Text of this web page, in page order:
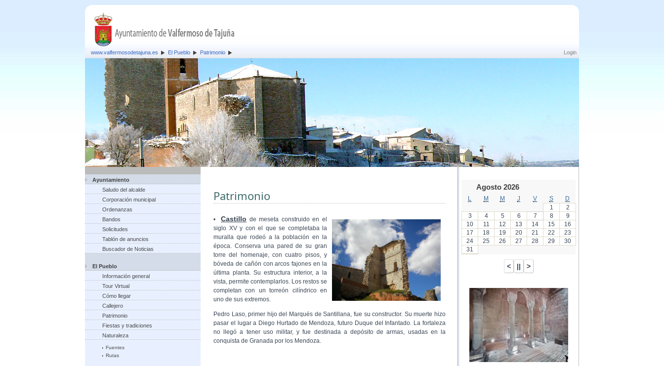
Login
www.valfermosodetajuna.es El Pueblo Patrimonio
Ayuntamiento
Saludo del alcalde
Corporación municipal
Ordenanzas
Bandos
Solicitudes
Tablón de anuncios
Buscador de Noticias
El Pueblo
Información general
Tour Virtual
Cómo llegar
Callejero
Patrimonio
Fiestas y tradiciones
Naturaleza
Fuentes
Rutas
Patrimonio
•Castillo de meseta construido en el
siglo XV y con el que se completaba la
muralla que rodeó a la población en la
época. Conserva una pared de su gran
torre del homenaje, con cuatro pisos, y
bóveda de cañón con arcos fajones en la
última planta. Su estructura interior, a la
vista, permite contemplarlos. Los restos se
completan con un torreón cilíndrico en
uno de sus extremos.
Pedro Laso, primer hijo del Marqués de Santillana, fue su constructor. Su muerte hizo
pasar el lugar a Diego Hurtado de Mendoza, futuro Duque del Infantado. La fortaleza
no llegó a tener uso militar, y fue destinada a depósito de armas, usadas en la
conquista de Granada por los Mendoza.
Agosto 2026
M M J V S
D
1
2
3
4 5 6 7 8
9
10
11 12 13 14 15
16
17
18 19 20 21 22
23
24
25 26 27 28 29
30
31